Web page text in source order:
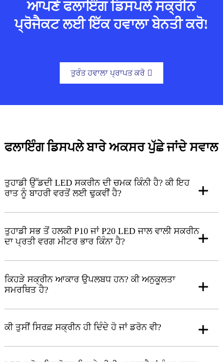
ਆਪਣੇ ਫਲਾਇੰਗ ਡਿਸਪਲੇ ਸਕ੍ਰੀਨ
ਪ੍ਰੋਜੈਕਟ ਲਈ ਇੱਕ ਹਵਾਲਾ ਬੇਨਤੀ ਕਰੋ!
ਤੁਰੰਤ ਹਵਾਲਾ ਪ੍ਰਾਪਤ ਕਰੋ
ਫਲਾਇੰਗ ਡਿਸਪਲੇ ਬਾਰੇ ਅਕਸਰ ਪੁੱਛੇ ਜਾਂਦੇ ਸਵਾਲ
ਤੁਹਾਡੀ ਉੱਡਦੀ LED ਸਕਰੀਨ ਦੀ ਚਮਕ ਕਿੰਨੀ ਹੈ? ਕੀ ਇਹ
ਰਾਤ ਨੂੰ ਬਾਹਰੀ ਵਰਤੋਂ ਲਈ ਢੁਕਵੀਂ ਹੈ?
ਤੁਹਾਡੀ ਸਭ ਤੋਂ ਹਲਕੀ P10 ਜਾਂ P20 LED ਜਾਲ ਵਾਲੀ ਸਕਰੀਨ
ਦਾ ਪ੍ਰਤੀ ਵਰਗ ਮੀਟਰ ਭਾਰ ਕਿੰਨਾ ਹੈ?
ਕਿਹੜੇ ਸਕ੍ਰੀਨ ਆਕਾਰ ਉਪਲਬਧ ਹਨ? ਕੀ ਅਨੁਕੂਲਤਾ
ਸਮਰਥਿਤ ਹੈ?
ਕੀ ਤੁਸੀਂ ਸਿਰਫ਼ ਸਕ੍ਰੀਨ ਹੀ ਦਿੰਦੇ ਹੋ ਜਾਂ ਡਰੋਨ ਵੀ?